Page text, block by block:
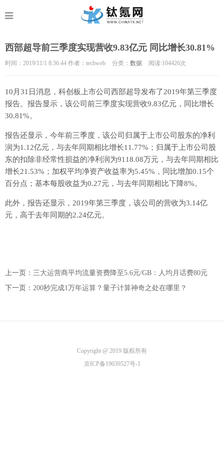
西部超导前三季度实现营收9.83亿元 同比增长30.81%
时间：2019/11/1 8:36:44 作者：techweb 分类： 数据 阅读:104426次
10月31日消息，科创板上市公司西部超导发布了2019年第三季度
报告。报告显示，该公司前三季度实现营收9.83亿元，同比增长
30.81%。
报告还显示，今年前三季度，该公司归属于上市公司股东的净利
润为1.12亿元，与去年同期相比增长11.77%；归属于上市公司股
东的扣除非经常性损益的净利润为9118.08万元，与去年同期相比
增长21.53%；加权平均净资产收益率为5.45%，同比增加0.15个
百分点；基本每股收益为0.27元，与去年同期相比下降8%。
此外，报告还显示，2019年第三季度，该公司的营收为3.14亿
元，高于去年同期的2.24亿元。
上一页： 三大运营商平均流量资费降至5.6元/GB：人均月话费80元
下一页： 200秒完成1万年运算？量子计算神奇之处在哪里？
Copyright @ 2019 版权所有
京ICP备19039527号-1